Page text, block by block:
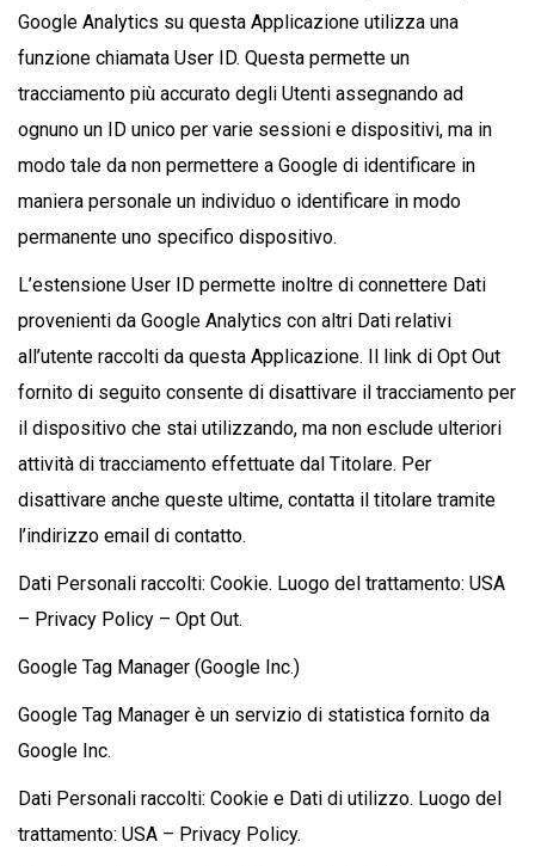
Google Analytics su questa Applicazione utilizza una
funzione chiamata User ID. Questa permette un
tracciamento più accurato degli Utenti assegnando ad
ognuno un ID unico per varie sessioni e dispositivi, ma in
modo tale da non permettere a Google di identificare in
maniera personale un individuo o identificare in modo
permanente uno specifico dispositivo.
L’estensione User ID permette inoltre di connettere Dati
provenienti da Google Analytics con altri Dati relativi
all’utente raccolti da questa Applicazione. Il link di Opt Out
fornito di seguito consente di disattivare il tracciamento per
il dispositivo che stai utilizzando, ma non esclude ulteriori
attività di tracciamento effettuate dal Titolare. Per
disattivare anche queste ultime, contatta il titolare tramite
l’indirizzo email di contatto.
Dati Personali raccolti: Cookie. Luogo del trattamento: USA
– Privacy Policy – Opt Out.
Google Tag Manager (Google Inc.)
Google Tag Manager è un servizio di statistica fornito da
Google Inc.
Dati Personali raccolti: Cookie e Dati di utilizzo. Luogo del
trattamento: USA – Privacy Policy.